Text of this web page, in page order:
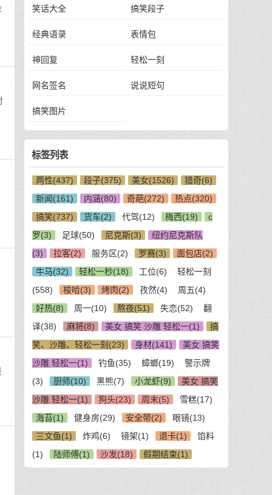
笑话大全 搞笑段子
经典语录 表情包
神回复 轻松一刻
网名签名 说说短句
搞笑图片
标签列表
两性(437) 段子(375) 美女(1526)
猎奇(6)
新闻(161)
内涵(80) 奇葩(272)
热点(320)
搞笑(737)
货车(2) 代驾(12) 梅西(19)
c
罗(3)
足球(50) 尼克斯(3)
纽约尼克斯队
(3)
拉客(2) 服务区(2) 罗赛(3)
面包店(2)
牛马(32)
轻松一秒(18) 工位(6)
轻松一刻
(558)
梭哈(3) 烤肉(2) 孜然(4)
周五(4)
好热(8)
周一(10) 熬夜(51) 失恋(52)
翻
译(38)
麻将(8) 美女 搞笑 沙雕 轻松一(1)
搞
笑、沙雕、轻松一刻(23)
身材(141)
美女 搞笑
沙雕 轻松一(1)
钓鱼(35) 蟑螂(19)
警示牌
(3)
厨师(10) 黑熊(7) 小龙虾(9)
美女 搞笑
沙雕 轻松一(1)
狗头(23) 周末(5)
雪糕(17)
海苔(1)
健身房(29) 安全带(2)
眼镜(13)
三文鱼(1)
炸鸡(6) 镜架(1) 退卡(1)
馅料
(1)
陆师傅(1) 沙发(18) 假期结束(1)